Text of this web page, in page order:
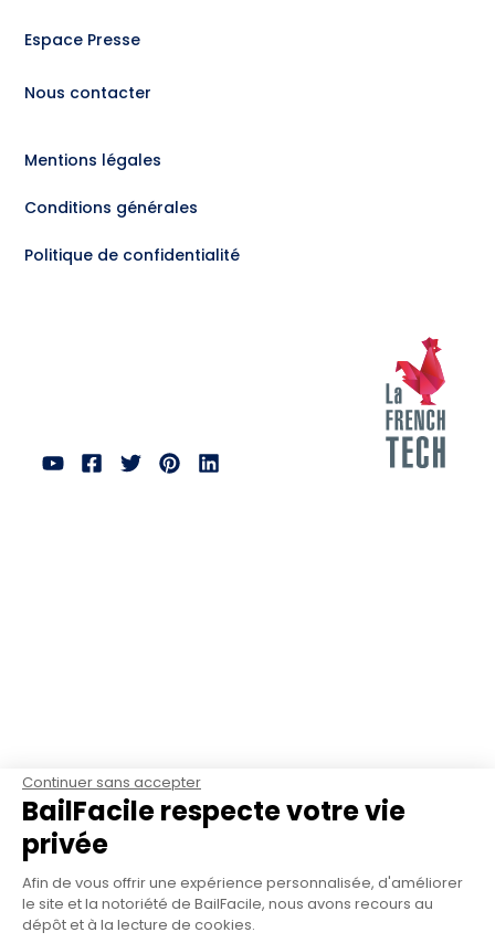
Espace Presse
Nous contacter
Mentions légales
Conditions générales
Politique de confidentialité
Continuer sans accepter
BailFacile respecte votre vie
privée
Afin de vous offrir une expérience personnalisée, d'améliorer
le site et la notoriété de BailFacile, nous avons recours au
dépôt et à la lecture de cookies.